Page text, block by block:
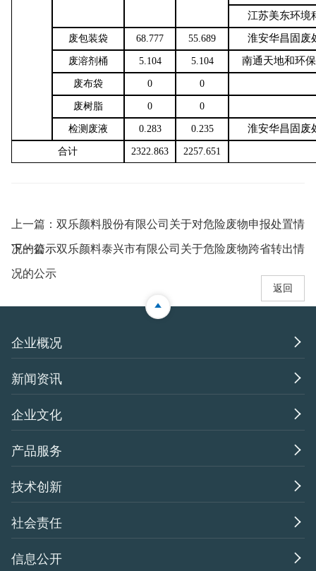
江苏美东环境
废包装袋 68.777 55.689 淮安华昌固废
废溶剂桶 5.104 5.104 南通天地和环
废布袋 0 0
废树脂 0 0
检测废液 0.283 0.235 淮安华昌固废
合计 2322.863 2257.651
上一篇： 双乐颜料股份有限公司关于对危险废物申报处置情
况的公示
下一篇：双乐颜料泰兴市有限公司关于危险废物跨省转出情
况的公示
返回
企业概况 
新闻资讯 
企业文化 
产品服务 
技术创新 
社会责任 
信息公开 